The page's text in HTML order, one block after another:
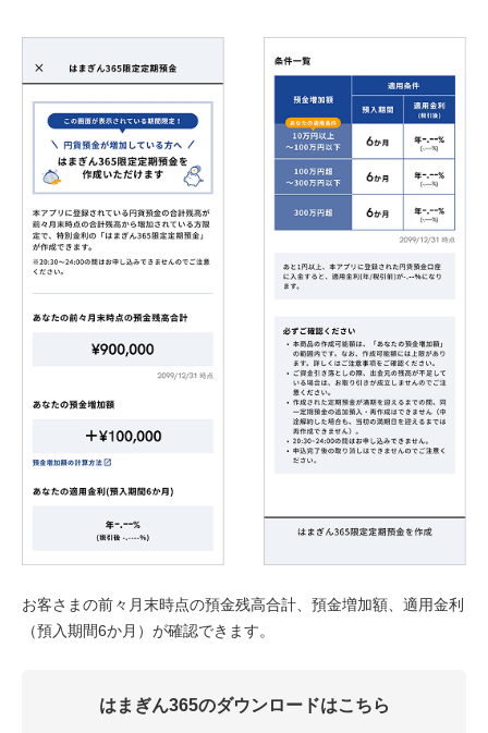
お客さまの前々月末時点の預金残高合計、預金増加額、適用金利
（預入期間6か月）が確認できます。
はまぎん365のダウンロードはこちら